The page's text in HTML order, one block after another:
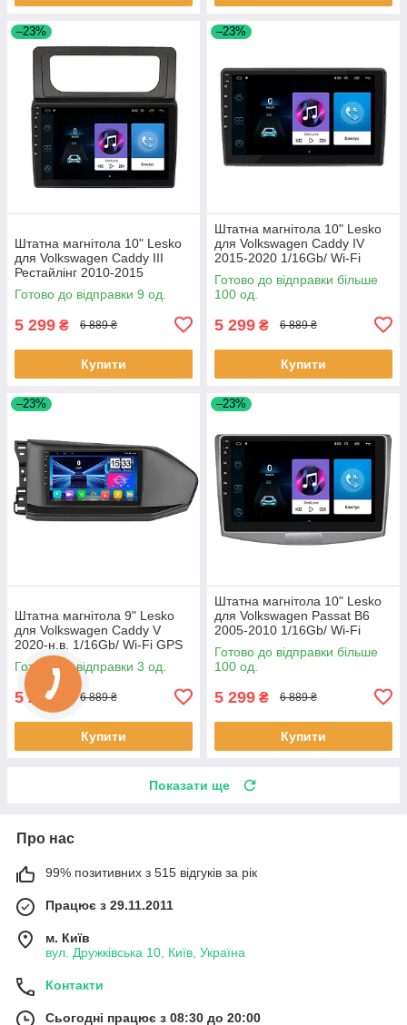
–23%
Штатна магнітола 10" Lesko
для Volkswagen Caddy III
Рестайлінг 2010-2015
1/16Gb/ Wi-Fi GPS Optima
Вольксв 9 шт.
Готово до відправки 9 од.
5 299 ₴ 6 889 ₴
Купити
–23%
Штатна магнітола 10" Lesko
для Volkswagen Caddy IV
2015-2020 1/16Gb/ Wi-Fi
Optima Вольксваген шт.
Готово до відправки більше
100 од.
5 299 ₴ 6 889 ₴
Купити
–23%
Штатна магнітола 9" Lesko
для Volkswagen Caddy V
2020-н.в. 1/16Gb/ Wi-Fi GPS
Optima Вольксваген 3 шт.
Готово до відправки 3 од.
5 299₴ 6 889 ₴
Купити
–23%
Штатна магнітола 10" Lesko
для Volkswagen Passat B6
2005-2010 1/16Gb/ Wi-Fi
Optima Вольксваген шт.
Готово до відправки більше
100 од.
5 299 ₴ 6 889 ₴
Купити
Показати ще
Про нас
99% позитивних з 515 відгуків за рік
Працює з 29.11.2011
м. Київ
вул. Дружківська 10, Київ, Україна
Контакти
Сьогодні працює з 08:30 до 20:00